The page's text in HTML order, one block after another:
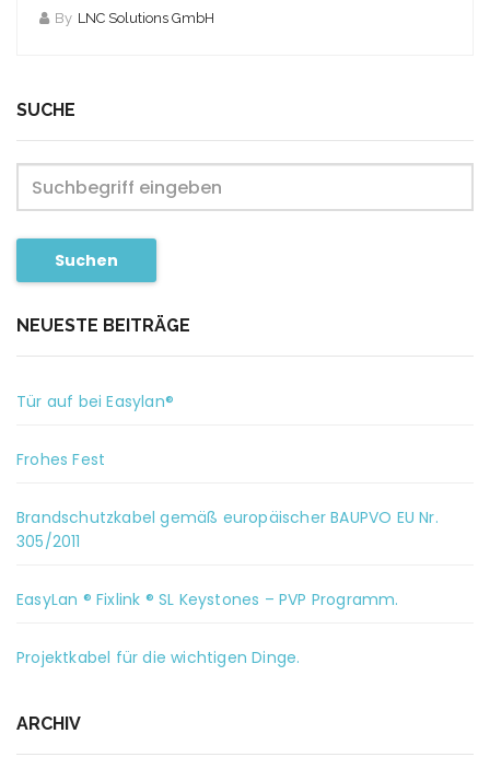
By LNC Solutions GmbH
SUCHE
Suchen
NEUESTE BEITRÄGE
Tür auf bei Easylan®
Frohes Fest
Brandschutzkabel gemäß europäischer BAUPVO EU Nr.
305/2011
EasyLan ® Fixlink ® SL Keystones – PVP Programm.
Projektkabel für die wichtigen Dinge.
ARCHIV